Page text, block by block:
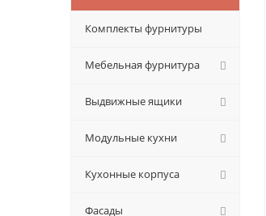
Комплекты фурнитуры
Мебельная фурнитура
Выдвижные ящики
Модульные кухни
Кухонные корпуса
Фасады